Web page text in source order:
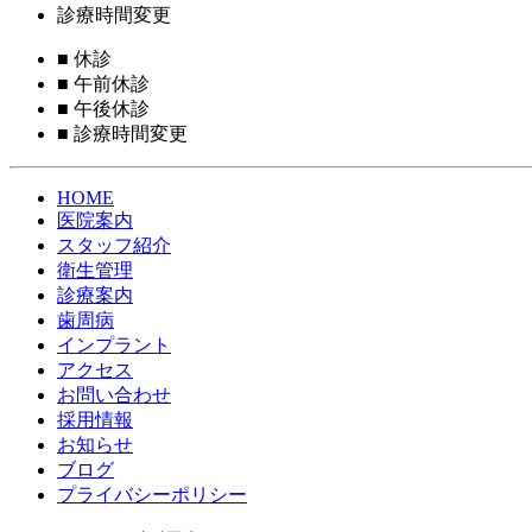
診療時間変更
■ 休診
■ 午前休診
■ 午後休診
■ 診療時間変更
HOME
医院案内
スタッフ紹介
衛生管理
診療案内
歯周病
インプラント
アクセス
お問い合わせ
採用情報
お知らせ
ブログ
プライバシーポリシー